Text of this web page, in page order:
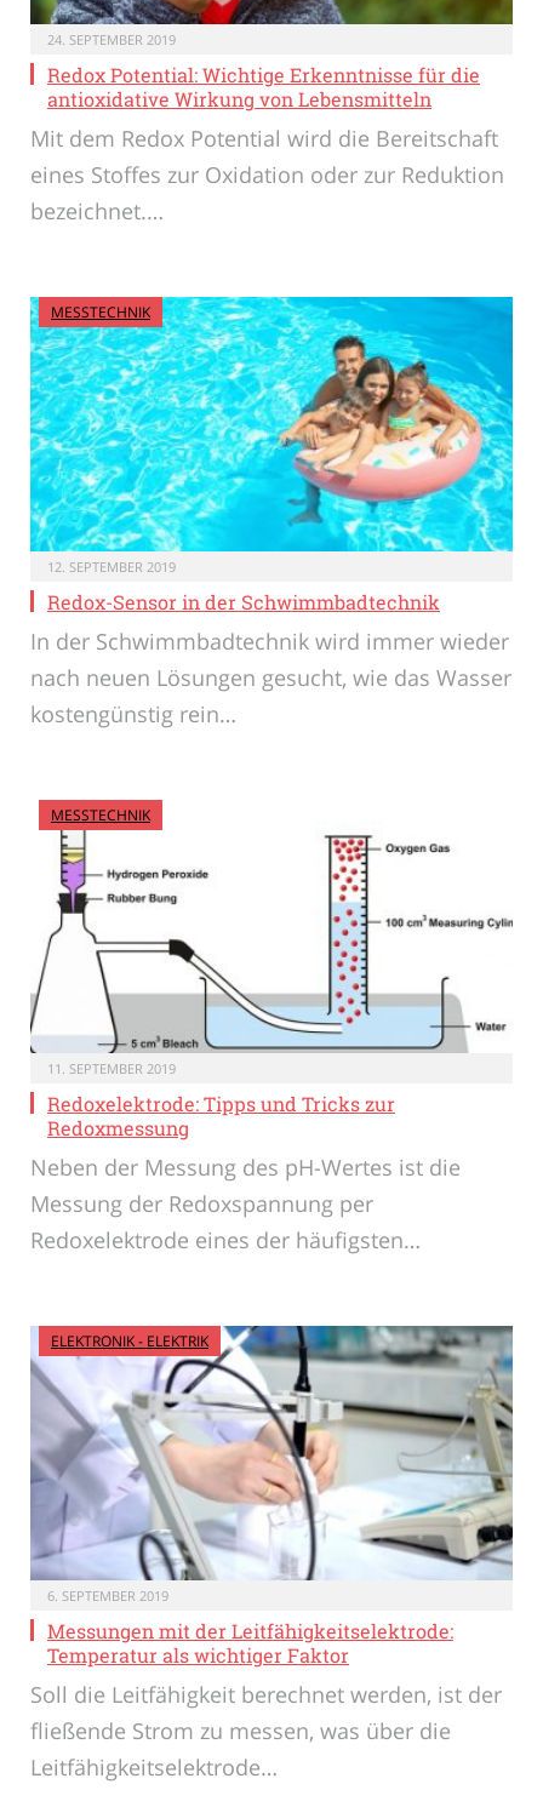
24. SEPTEMBER 2019
Redox Potential: Wichtige Erkenntnisse für die
antioxidative Wirkung von Lebensmitteln
Mit dem Redox Potential wird die Bereitschaft
eines Stoffes zur Oxidation oder zur Reduktion
bezeichnet.…
MESSTECHNIK
12. SEPTEMBER 2019
Redox-Sensor in der Schwimmbadtechnik
In der Schwimmbadtechnik wird immer wieder
nach neuen Lösungen gesucht, wie das Wasser
kostengünstig rein…
MESSTECHNIK
11. SEPTEMBER 2019
Redoxelektrode: Tipps und Tricks zur
Redoxmessung
Neben der Messung des pH-Wertes ist die
Messung der Redoxspannung per
Redoxelektrode eines der häufigsten…
ELEKTRONIK - ELEKTRIK
6. SEPTEMBER 2019
Messungen mit der Leitfähigkeitselektrode:
Temperatur als wichtiger Faktor
Soll die Leitfähigkeit berechnet werden, ist der
fließende Strom zu messen, was über die
Leitfähigkeitselektrode…